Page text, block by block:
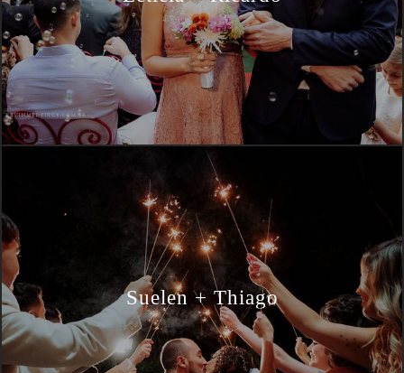
Suelen + Thiago